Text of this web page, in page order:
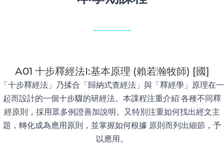
A01 十步釋經法I:基本原理 (賴若瀚牧師) [國]
「十步釋經法」乃揉合「歸納式查經法」與「釋經學」原理在一
起而設計的一個十步驟的研經法。本課程注重介紹 各種不同釋
經原則，採用眾多例證善加說明。又特別注重如何找出經文主
題，轉化成為應用原則，並掌握如何根據 原則而列出細節，予
以應用。